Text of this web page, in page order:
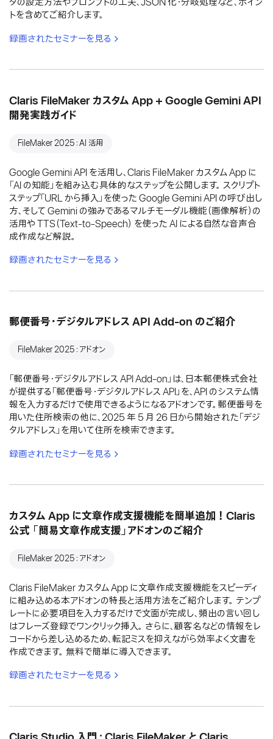
トを含めてご紹介します。
録画されたセミナーを見る
Claris FileMaker カスタム App + Google Gemini API
開発実践ガイド
FileMaker 2025：AI 活用
Google Gemini API を活用し、Claris FileMaker カスタム App に
「AI の知能」を組み込む具体的なステップを公開します。 スクリプト
ステップ「URL から挿入」を使った Google Gemini API の呼び出し
方、そして Gemini の強みであるマルチモーダル機能（画像解析）の
活用や TTS（Text-to-Speech） を使った AI による自然な音声合
成作成など解説。
録画されたセミナーを見る
郵便番号・デジタルアドレス API Add-on のご紹介
FileMaker 2025：アドオン
「郵便番号・デジタルアドレス API Add-on」は、日本郵便株式会社
が提供する「郵便番号・デジタルアドレス API」を、API のシステム情
報を入力するだけで使用できるようになるアドオンです。郵便番号を
用いた住所検索の他に、2025 年 5 月 26 日から開始された「デジ
タルアドレス」を用いて住所を検索できます。
録画されたセミナーを見る
カスタム App に文章作成支援機能を簡単追加！Claris
公式 「簡易文章作成支援」アドオンのご紹介
FileMaker 2025：アドオン
Claris FileMaker カスタム App に文章作成支援機能をスピーディ
に組み込める本アドオンの特長と活用方法をご紹介します。 テンプ
レートに必要項目を入力するだけで文面が完成し、頻出の言い回し
はフレーズ登録でワンクリック挿入。 さらに、顧客名などの情報をレ
コードから差し込めるため、転記ミスを抑えながら効率よく文書を
作成できます。 無料で簡単に導入できます。
録画されたセミナーを見る